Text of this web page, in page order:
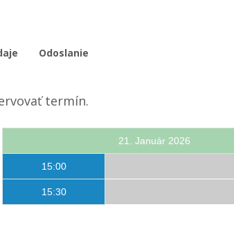
Odoslanie
termín.
21. Január 2026
15:00
15:30